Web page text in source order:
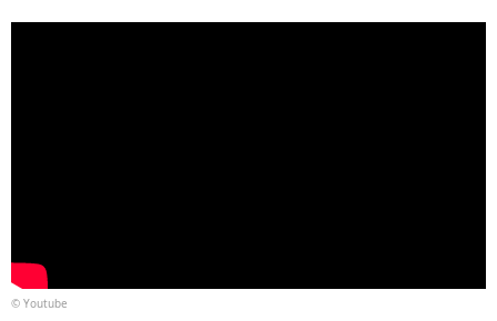
© Youtube